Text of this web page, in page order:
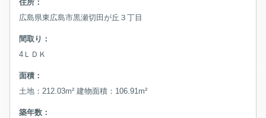
住所：
広島県東広島市黒瀬切田が丘３丁目
間取り：
4ＬＤＫ
面積：
土地：212.03m² 建物面積：106.91m²
築年数：